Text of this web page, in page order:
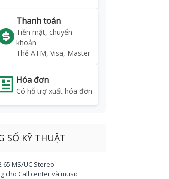
Thanh toán
Tiền mặt, chuyển
khoản.
Thẻ ATM, Visa, Master
Hóa đơn
Có hỗ trợ xuất hóa đơn
SỐ KỸ THUẬT
65 MS/UC Stereo
cho Call center và music